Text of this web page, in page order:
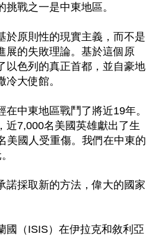
戰之一是中東地區。
於原則性的現實主義，而不是
展的失敗理論。基於這個原
以色列的真正首都，並自豪地
冷大使館。
中東地區戰鬥了將近19年。
近7,000名美國英雄獻出了生
美國人受重傷。我們在中東的
諾採取新的方法，偉大的國家
國（ISIS）在伊拉克和敘利亞